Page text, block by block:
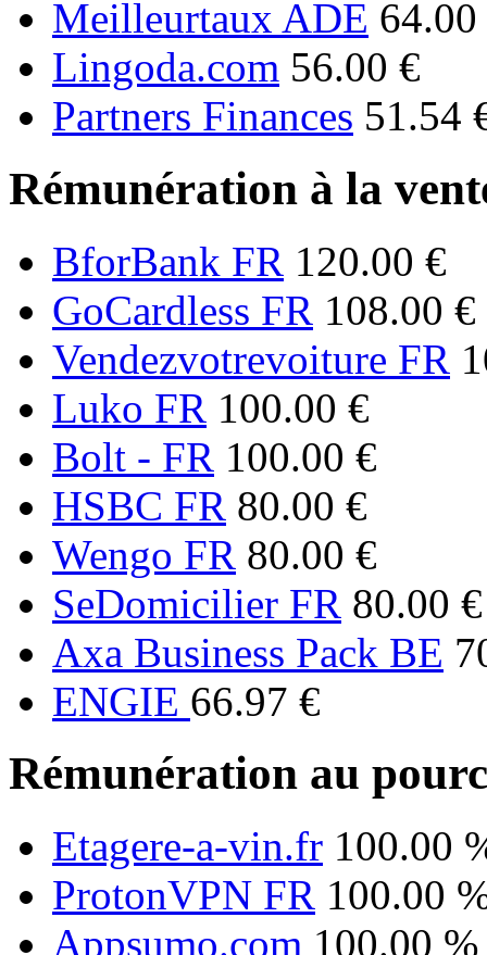
Meilleurtaux ADE 64.00
Lingoda.com 56.00 €
Partners Finances 51.54
Rémunération à la
BforBank FR 120.00 €
GoCardless FR 108.00 €
Vendezvotrevoiture FR
Luko FR 100.00 €
Bolt - FR 100.00 €
HSBC FR 80.00 €
Wengo FR 80.00 €
SeDomicilier FR 80.00 €
Axa Business Pack BE
ENGIE 66.97 €
Rémunération au
Etagere-a-vin.fr 100.00
ProtonVPN FR 100.00
Appsumo.com 100.00 %